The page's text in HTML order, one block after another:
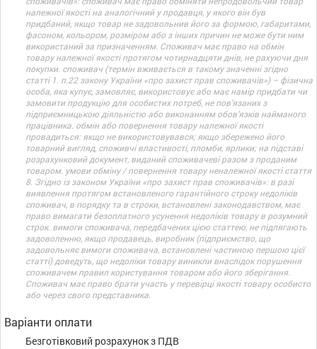
належної якості на аналогічний у продавця, у якого він був
придбаний, якщо товар не задовольнив його за формою, габаритами,
фасоном, кольором, розміром або з інших причин не може бути ним
використаний за призначенням. Споживач має право на обмін
товару належної якості протягом чотирнадцяти днів, не рахуючи дня
покупки. споживач (термін вживається в такому значенні згідно
статті 1. п.22 закону України «про захист прав споживачів») – фізична
особа, яка купує, замовляє, використовує або має намір придбати чи
замовити продукцію для особистих потреб, не пов’язаних з
підприємницькою діяльністю або виконанням обов’язків найманого
працівника. обмін або повернення товару належної якості
провадиться: якщо не використовувався; якщо збережено його
товарний вигляд, споживчі властивості, пломби, ярлики; на підставі
розрахунковий документ, виданий споживачеві разом з проданим
товаром. умови обміну / повернення товару неналежної якості стаття
8. Згідно із законом України «про захист прав споживачів»: в разі
виявлення протягом встановленого гарантійного строку недоліків
споживач, в порядку та в строки, встановлені законодавством, має
право вимагати безоплатного усунення недоліків товару в розумний
строк. вимоги споживача, передбачених цією статтею, не підлягають
задоволенню, якщо продавець, виробник (підприємство, що
задовольняє вимоги споживача, встановлені частиною першою цієї
статті) доведуть, що недоліки товару виникли внаслідок порушення
споживачем правил користування товаром або його зберігання.
Споживач має право брати участь у перевірці якості товару особисто
або через свого представника.
Варіанти оплати
Безготівковий розрахунок з ПДВ